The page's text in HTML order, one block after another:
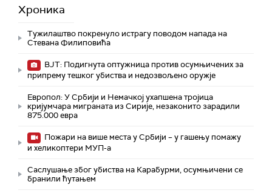
Хроника
Тужилаштво покренуло истрагу поводом напада на
Стевана Филиповића
ВЈТ: Подигнута оптужница против осумњичених за
припрему тешког убиства и недозвољено оружје
Европол: У Србији и Немачкој ухапшена тројица
кријумчара миграната из Сирије, незаконито зарадили
875.000 евра
Пожари на више места у Србији – у гашењу помажу
и хеликоптери МУП-а
Саслушање због убиства на Карабурми, осумњичени се
бранили ћутањем